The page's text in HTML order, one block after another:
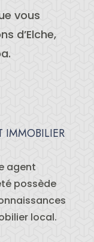
vous
d’Elche,
IMMOBILIER
agent
possède
local.